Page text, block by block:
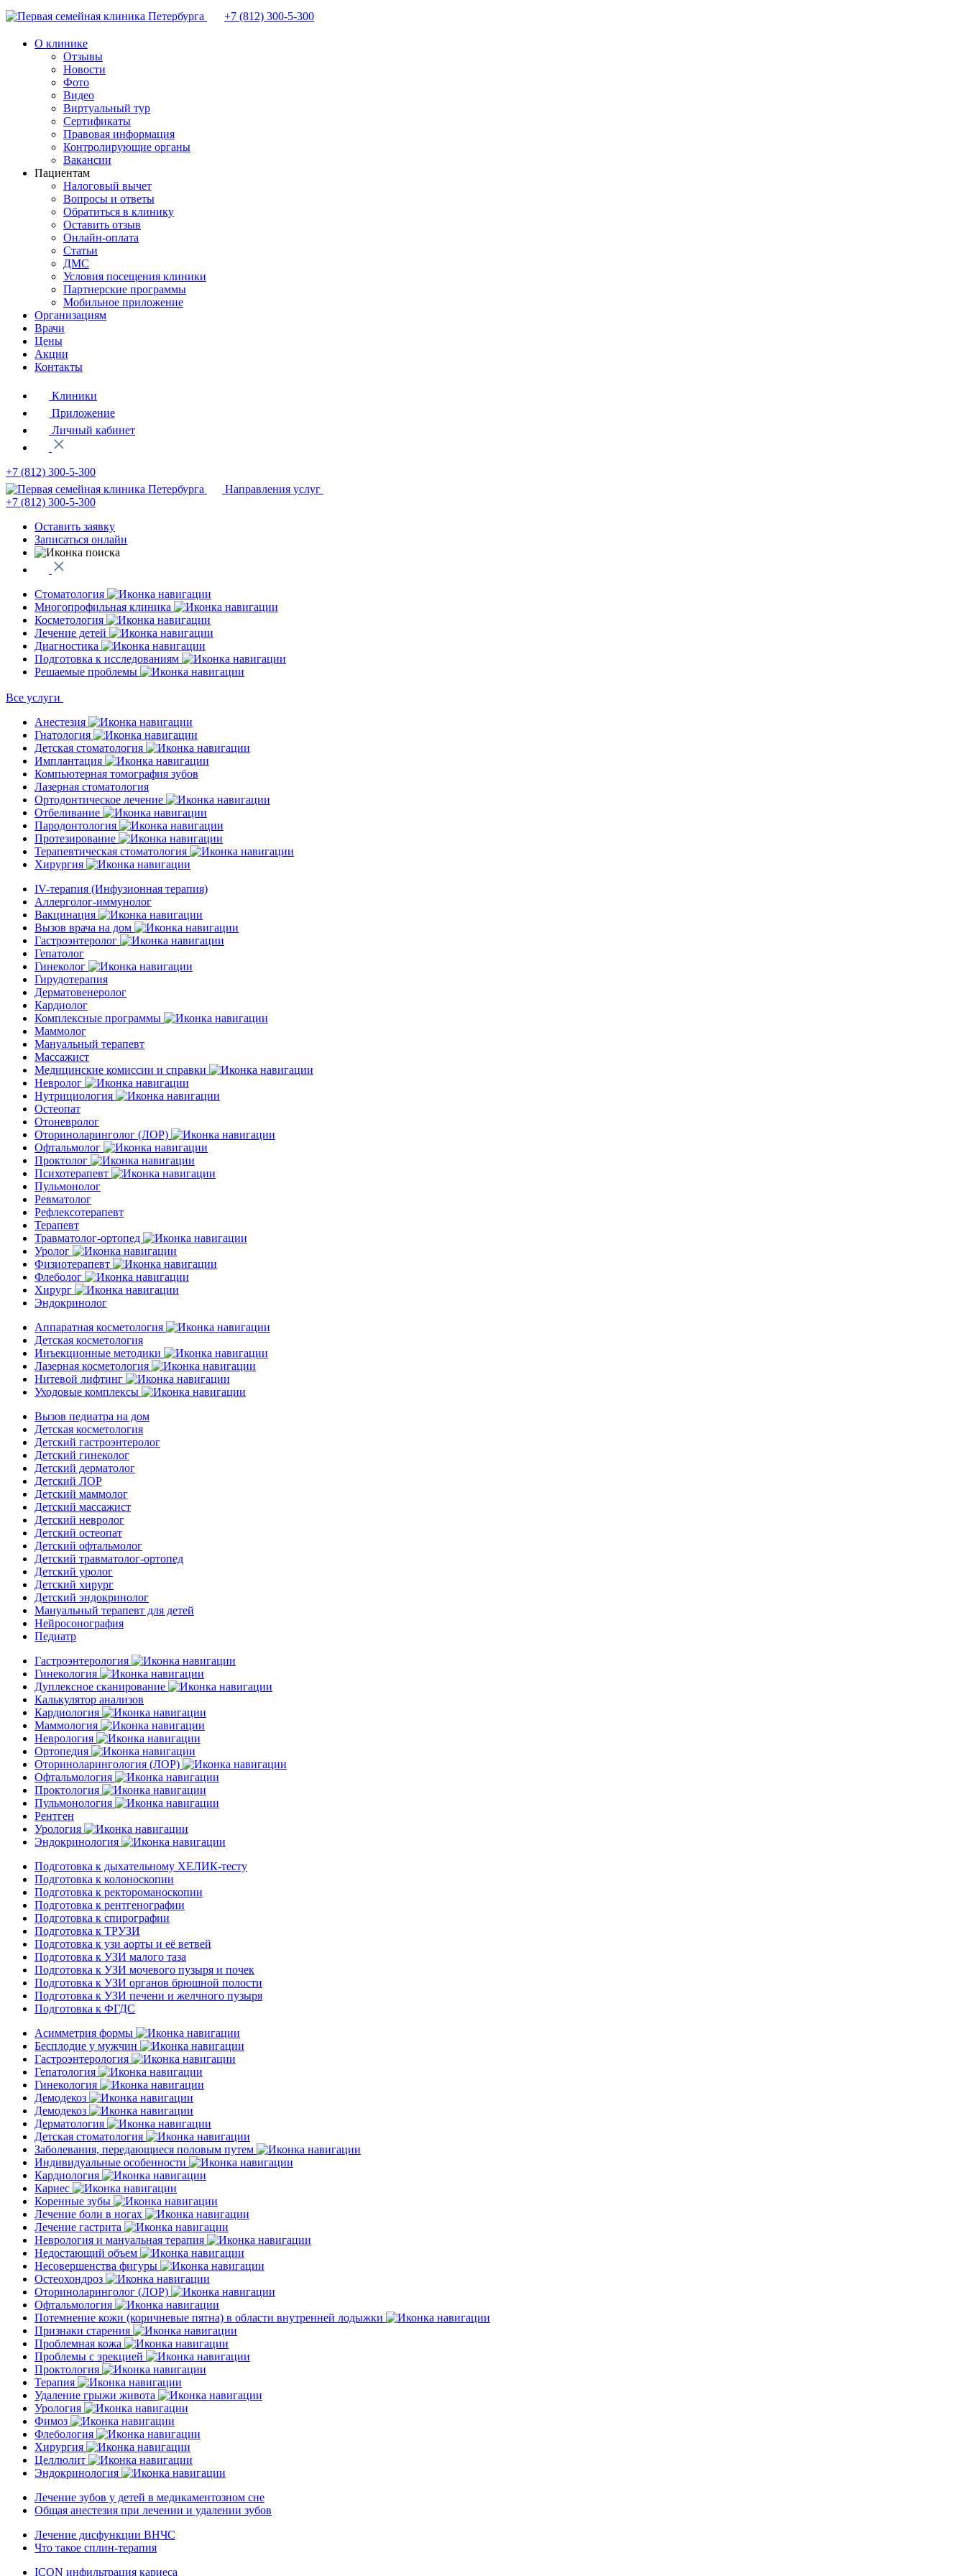
+7 (812) 300-5-300
О клинике
Отзывы
Новости
Фото
Видео
Виртуальный тур
Сертификаты
Правовая информация
Контролирующие органы
Вакансии
Пациентам
Налоговый вычет
Вопросы и ответы
Обратиться в клинику
Оставить отзыв
Онлайн-оплата
Статьи
ДМС
Условия посещения клиники
Партнерские программы
Мобильное приложение
Организациям
Врачи
Цены
Акции
Контакты
Клиники
Приложение
Личный кабинет
+7 (812) 300-5-300
Направления услуг
+7 (812) 300-5-300
Оставить заявку
Записаться онлайн
Стоматология
Многопрофильная клиника
Косметология
Лечение детей
Диагностика
Подготовка к исследованиям
Решаемые проблемы
Все услуги
Анестезия
Гнатология
Детская стоматология
Имплантация
Компьютерная томография зубов
Лазерная стоматология
Ортодонтическое лечение
Отбеливание
Пародонтология
Протезирование
Терапевтическая стоматология
Хирургия
IV-терапия (Инфузионная терапия)
Аллерголог-иммунолог
Вакцинация
Вызов врача на дом
Гастроэнтеролог
Гепатолог
Гинеколог
Гирудотерапия
Дерматовенеролог
Кардиолог
Комплексные программы
Маммолог
Мануальный терапевт
Массажист
Медицинские комиссии и справки
Невролог
Нутрициология
Остеопат
Отоневролог
Оториноларинголог (ЛОР)
Офтальмолог
Проктолог
Психотерапевт
Пульмонолог
Ревматолог
Рефлексотерапевт
Терапевт
Травматолог-ортопед
Уролог
Физиотерапевт
Флеболог
Хирург
Эндокринолог
Аппаратная косметология
Детская косметология
Инъекционные методики
Лазерная косметология
Нитевой лифтинг
Уходовые комплексы
Вызов педиатра на дом
Детская косметология
Детский гастроэнтеролог
Детский гинеколог
Детский дерматолог
Детский ЛОР
Детский маммолог
Детский массажист
Детский невролог
Детский остеопат
Детский офтальмолог
Детский травматолог-ортопед
Детский уролог
Детский хирург
Детский эндокринолог
Мануальный терапевт для детей
Нейросонография
Педиатр
Гастроэнтерология
Гинекология
Дуплексное сканирование
Калькулятор анализов
Кардиология
Маммология
Неврология
Ортопедия
Оториноларингология (ЛОР)
Офтальмология
Проктология
Пульмонология
Рентген
Урология
Эндокринология
Подготовка к дыхательному ХЕЛИК-тесту
Подготовка к колоноскопии
Подготовка к ректороманоскопии
Подготовка к рентгенографии
Подготовка к спирографии
Подготовка к ТРУЗИ
Подготовка к узи аорты и её ветвей
Подготовка к УЗИ малого таза
Подготовка к УЗИ мочевого пузыря и почек
Подготовка к УЗИ органов брюшной полости
Подготовка к УЗИ печени и желчного пузыря
Подготовка к ФГДС
Асимметрия формы
Бесплодие у мужчин
Гастроэнтерология
Гепатология
Гинекология
Демодекоз
Демодекоз
Дерматология
Детская стоматология
Заболевания, передающиеся половым путем
Индивидуальные особенности
Кардиология
Кариес
Коренные зубы
Лечение боли в ногах
Лечение гастрита
Неврология и мануальная терапия
Недостающий объем
Несовершенства фигуры
Остеохондроз
Оториноларинголог (ЛОР)
Офтальмология
Потемнение кожи (коричневые пятна) в области внутренней лодыжки
Признаки старения
Проблемная кожа
Проблемы с эрекцией
Проктология
Терапия
Удаление грыжи живота
Урология
Фимоз
Флебология
Хирургия
Целлюлит
Эндокринология
Лечение зубов у детей в медикаментозном сне
Общая анестезия при лечении и удалении зубов
Лечение дисфункции ВНЧС
Что такое сплин-терапия
ICON инфильтрация кариеса